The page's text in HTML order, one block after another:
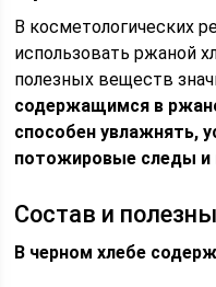
В косметологических
использовать ржаной
полезных веществ
содержащимся в
способен увлажнять,
потожировые следы
Состав и
В черном хлебе